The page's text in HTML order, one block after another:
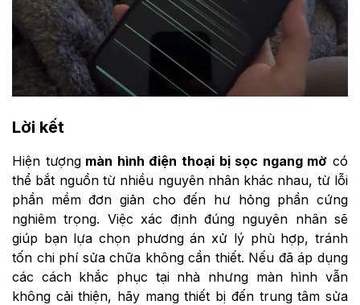
Lời kết
Hiện tượngmàn hình điện thoại bị sọc ngang mờ có
thể bắt nguồn từ nhiều nguyên nhân khác nhau, từ lỗi
phần mềm đơn giản cho đến hư hỏng phần cứng
nghiêm trọng. Việc xác định đúng nguyên nhân sẽ
giúp bạn lựa chọn phương án xử lý phù hợp, tránh
tốn chi phí sửa chữa không cần thiết. Nếu đã áp dụng
các cách khắc phục tại nhà nhưng màn hình vẫn
không cải thiện, hãy mang thiết bị đến trung tâm sửa